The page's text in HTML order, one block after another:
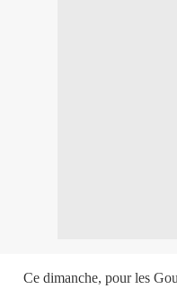
Ce dimanche, pour les